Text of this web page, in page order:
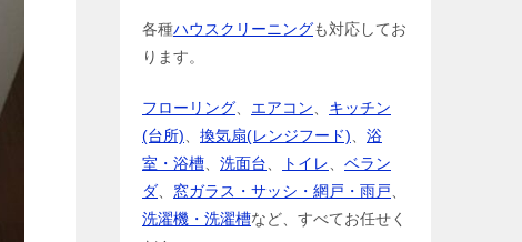
各種ハウスクリーニングも対応してお
ります。
フローリング エアコン
キッチン
(台所)
換気扇(レンジフード)
浴
室・浴槽
洗面台 トイレ
ベラン
ダ
窓ガラス・サッシ・網戸・雨戸
洗濯機・洗濯槽など、すべてお任せく